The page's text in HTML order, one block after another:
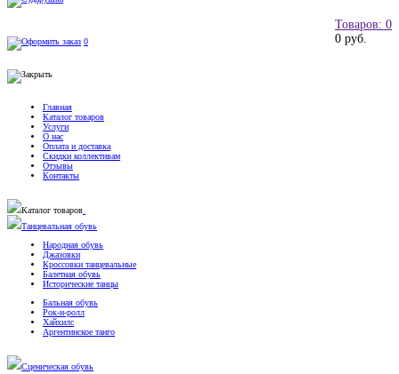
Товаров: 0
0 руб.
0
Главная
Каталог товаров
Услуги
О нас
Оплата и доставка
Скидки коллективам
Отзывы
Контакты
Каталог товаров
Танцевальная обувь
Народная обувь
Джазовки
Кроссовки танцевальные
Балетная обувь
Исторические танцы
Бальная обувь
Рок-н-ролл
Хайхилс
Аргентинское танго
Сценическая обувь